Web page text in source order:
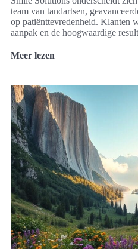
team van tandartsen,
op patiënttevredenheid. Klanten
aanpak en de hoogwaardige
Meer lezen